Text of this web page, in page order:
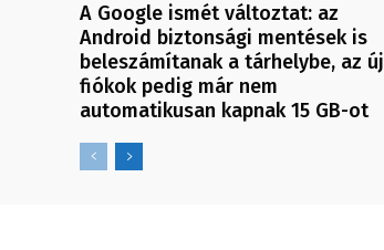
A Google ismét változtat: az
Android biztonsági mentések is
beleszámítanak a tárhelybe, az új
fiókok pedig már nem
automatikusan kapnak 15 GB-ot